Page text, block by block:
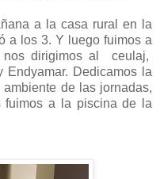
a la casa rural en la
a los 3. Y luego fuimos a
dirigimos al ceulaj,
Endyamar. Dedicamos la
de las jornadas,
fuimos a la piscina de la